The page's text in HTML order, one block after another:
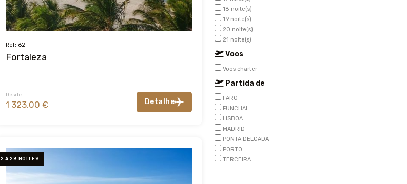
Ref: 62
Fortaleza
Desde
1 323,00 € Detalhe
2 A 28 NOITES
18 noite(s)
19 noite(s)
20 noite(s)
21 noite(s)
Voos
Voos charter
Partida de
FARO
FUNCHAL
LISBOA
MADRID
PONTA DELGADA
PORTO
TERCEIRA